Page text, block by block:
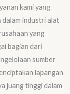
kami yang
industri alat
yang
bagian dari
sumber
lapangan
juang tinggi dalam